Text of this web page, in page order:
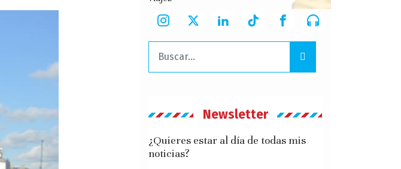
Buscar:
Newsletter
¿Quieres estar al día de todas mis
noticias?